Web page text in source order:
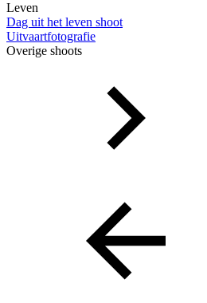
Leven
Dag uit het leven shoot
Uitvaartfotografie
Overige shoots